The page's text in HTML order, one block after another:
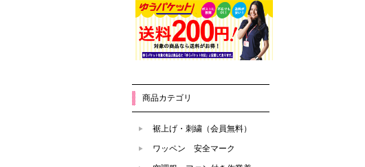
商品カテゴリ
裾上げ・刺繍（会員無料）
ワッペン 安全マーク